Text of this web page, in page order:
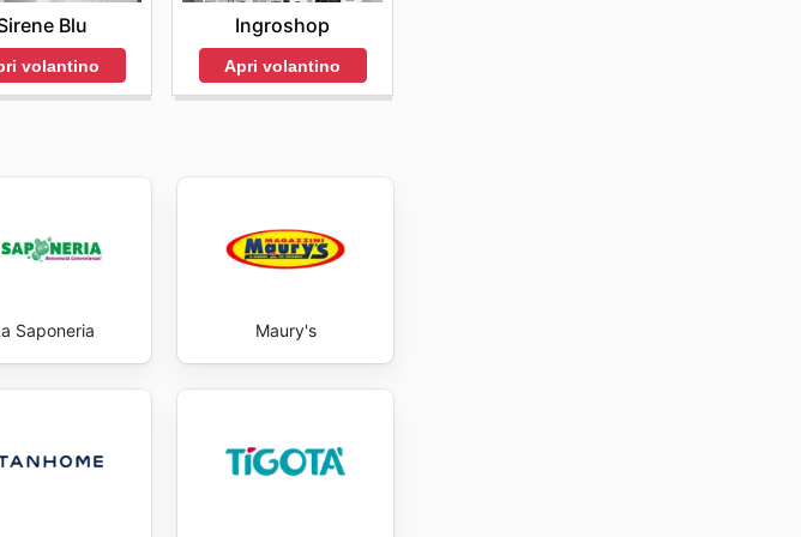
Blu
volantino
Ingroshop
Apri volantino
Saponeria Maury's